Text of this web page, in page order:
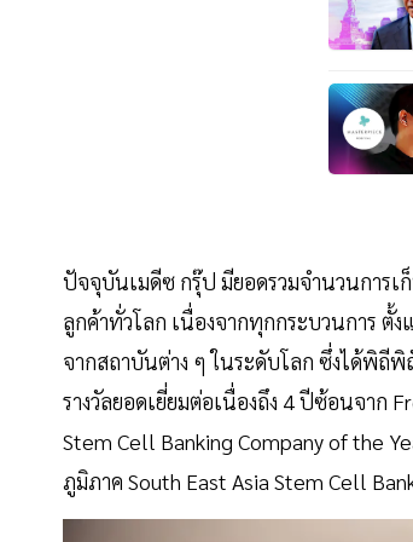
ปัจจุบันเมดีซ กรุ๊ป มียอดรวมจำนวนการเ
ลูกค้าทั่วโลก เนื่องจากทุกกระบวนการ ตั้ง
จากสถาบันต่าง ๆ ในระดับโลก ซึ่งได้พิถี
รางวัลยอดเยี่ยมต่อเนื่องถึง 4 ปีซ้อนจาก
Stem Cell Banking Company of the
ภูมิภาค South East Asia Stem Cell